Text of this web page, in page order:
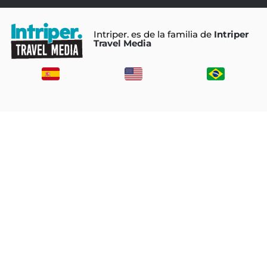
Intriper. es de la familia de Intriper
Travel Media